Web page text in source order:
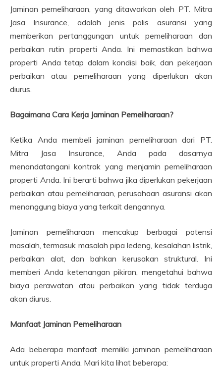
Jaminan pemeliharaan, yang ditawarkan oleh PT. Mitra
Jasa Insurance, adalah jenis polis asuransi yang
memberikan pertanggungan untuk pemeliharaan dan
perbaikan rutin properti Anda. Ini memastikan bahwa
properti Anda tetap dalam kondisi baik, dan pekerjaan
perbaikan atau pemeliharaan yang diperlukan akan
diurus.
Bagaimana Cara Kerja Jaminan Pemeliharaan?
Ketika Anda membeli jaminan pemeliharaan dari PT.
Mitra Jasa Insurance, Anda pada dasarnya
menandatangani kontrak yang menjamin pemeliharaan
properti Anda. Ini berarti bahwa jika diperlukan pekerjaan
perbaikan atau pemeliharaan, perusahaan asuransi akan
menanggung biaya yang terkait dengannya.
Jaminan pemeliharaan mencakup berbagai potensi
masalah, termasuk masalah pipa ledeng, kesalahan listrik,
perbaikan alat, dan bahkan kerusakan struktural. Ini
memberi Anda ketenangan pikiran, mengetahui bahwa
biaya perawatan atau perbaikan yang tidak terduga
akan diurus.
Manfaat Jaminan Pemeliharaan
Ada beberapa manfaat memiliki jaminan pemeliharaan
untuk properti Anda. Mari kita lihat beberapa: